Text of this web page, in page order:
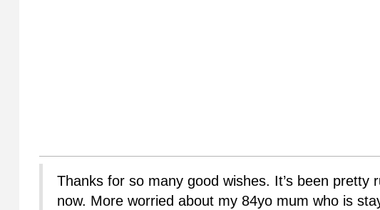
Thanks for so many good wishes. It’s been pretty
now. More worried about my 84yo mum who is